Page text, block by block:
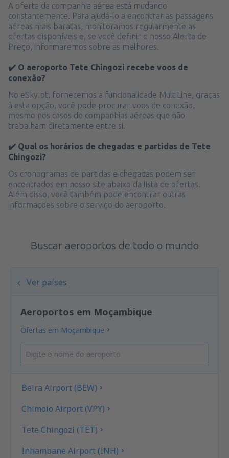
A oferta da companhia aérea está mudando
constantemente. Para ajudá-lo a encontrar as passagens
aéreas mais baratas, monitoramos regularmente as
ofertas disponíveis e, se você definir o nosso Alerta de
Preço, informaremos sobre as melhores.
✔️ O aeroporto Tete Chingozi recebe voos de
conexão?
No eSky.pt, fornecemos a funcionalidade MultiLine, graças
à esta opção, você pode procurar voos de conexão,
mesmo nos casos de companhias aéreas que não
trabalham diretamente entre si.
✔️ Qual os horários de chegadas e partidas de Tete
Chingozi?
Os cronogramas de partidas e chegadas podem ser
encontrados em nosso site abaixo da lista de ofertas.
Além disso, você também pode encontrar outras
informações sobre o serviço do aeroporto.
Buscar aeroportos de todo o mundo
Ver países
Aeroportos em Moçambique
Ofertas em Moçambique
Beira Airport (BEW)
Chimoio Airport (VPY)
Tete Chingozi (TET)
Inhambane Airport (INH)